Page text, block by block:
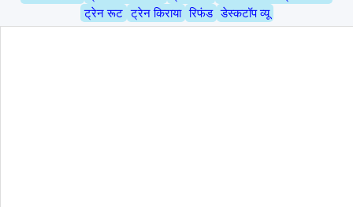
ट्रेन रूट ट्रेन किराया रिफंड डेस्कटॉप व्यू